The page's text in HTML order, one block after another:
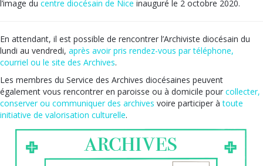
l’image du centre diocésain de Nice inauguré le 2 octobre 2020.
En attendant, il est possible de rencontrer l’Archiviste diocésain du
lundi au vendredi, après avoir pris rendez-vous par téléphone,
courriel ou le site des Archives.
Les membres du Service des Archives diocésaines peuvent
également vous rencontrer en paroisse ou à domicile pour collecter,
conserver ou communiquer des archives voire participer àtoute
initiative de valorisation culturelle.